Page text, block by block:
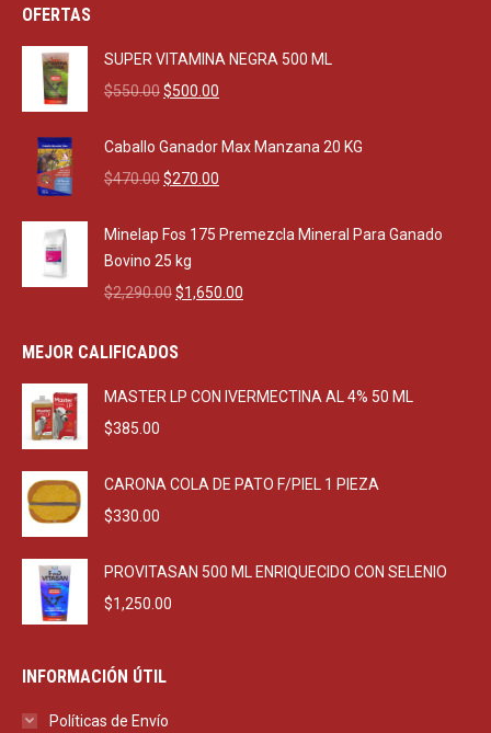
OFERTAS
SUPER VITAMINA NEGRA 500 ML
$550.00Original
was:
$550.00.
$500.00
is:
Caballo Ganador Max Manzana 20 KG
$470.00Original
was:
$470.00.
$270.00
is:
Minelap Fos 175 Premezcla Mineral Para Ganado
Bovino 25 kg
$2,290.00Original
was:
$1,650.00
MEJOR CALIFICADOS
MASTER LP CON IVERMECTINA AL 4% 50 ML
$385.00
CARONA COLA DE PATO F/PIEL 1 PIEZA
$330.00
PROVITASAN 500 ML ENRIQUECIDO CON SELENIO
$1,250.00
INFORMACIÓN ÚTIL
Políticas de Envío